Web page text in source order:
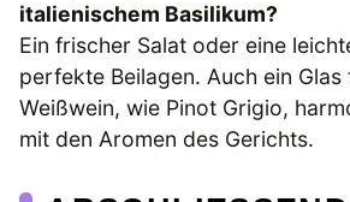
italienischem Basilikum?
Ein frischer Salat oder eine
perfekte Beilagen. Auch ein
Weißwein, wie Pinot Grigio,
mit den Aromen des Gerichts.